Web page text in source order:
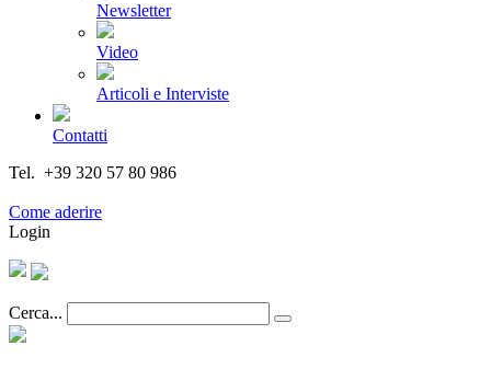
Newsletter
Video
Articoli e Interviste
Contatti
Tel. +39 320 57 80 986
Come aderire
Login
Cerca...